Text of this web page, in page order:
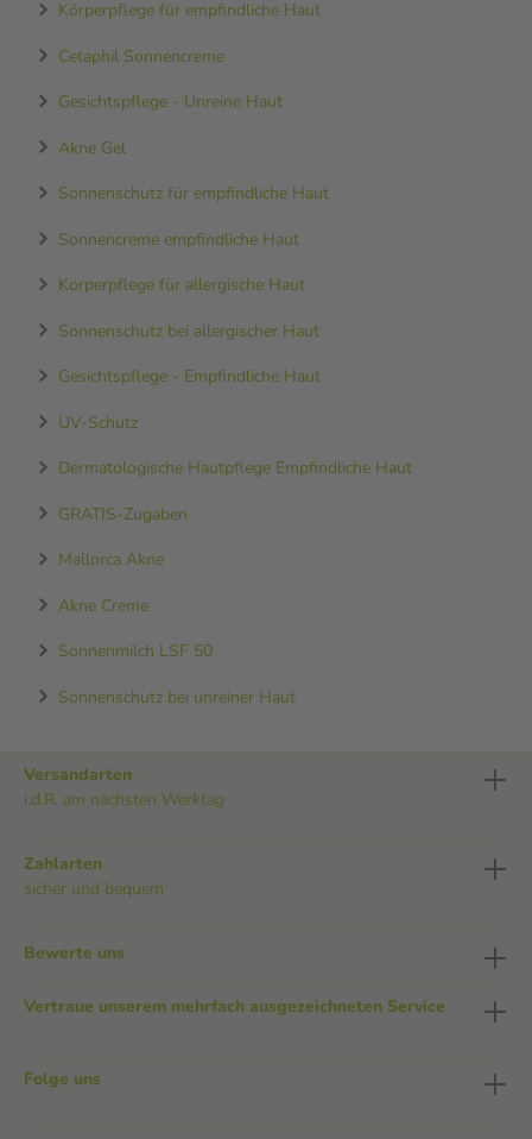
Körperpflege für empfindliche Haut
Cetaphil Sonnencreme
Gesichtspflege - Unreine Haut
Akne Gel
Sonnenschutz für empfindliche Haut
Sonnencreme empfindliche Haut
Körperpflege für allergische Haut
Sonnenschutz bei allergischer Haut
Gesichtspflege - Empfindliche Haut
UV-Schutz
Dermatologische Hautpflege Empfindliche Haut
GRATIS-Zugaben
Mallorca Akne
Akne Creme
Sonnenmilch LSF 50
Sonnenschutz bei unreiner Haut
Versandarten
i.d.R. am nächsten Werktag
Zahlarten
sicher und bequem
Bewerte uns
Vertraue unserem mehrfach ausgezeichneten Service
Folge uns